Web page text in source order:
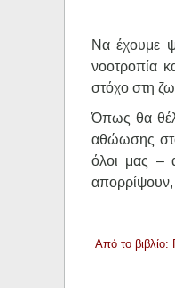
Να έχουμε
νοοτροπία
στόχο στη
Όπως θα
αθώωσης
όλοι μας –
απορρίψουν,
Από το